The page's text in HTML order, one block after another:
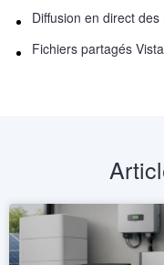
Fichiers partagés Vista